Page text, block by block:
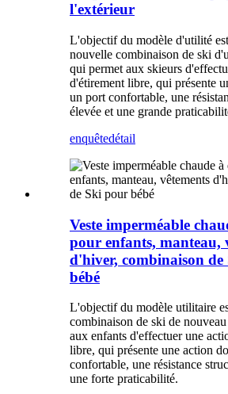
l'extérieur
L'objectif du modèle d'utilité
nouvelle combinaison de ski
qui permet aux skieurs
d'étirement libre, qui présente
un port confortable, une
élevée et une grande
enquêtedétail
Veste imperméable
pour enfants, manteau,
d'hiver, combinaison
bébé
L'objectif du modèle utilitaire
combinaison de ski de
aux enfants d'effectuer une
libre, qui présente une action
confortable, une résistance
une forte praticabilité.